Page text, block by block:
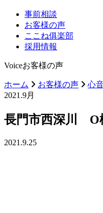
事前相談
お客様の声
ここね俱楽部
採用情報
Voiceお客様の声
ホーム お客様の声 心
2021.9月
長門市西深川 O
2021.9.25